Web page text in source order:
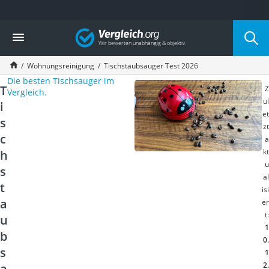
Die beliebtesten Vergleiche nach Kategorie
Haushalt
Wassersprudler
Zentralstaubsauger
Brotbackautomat
Wischroboter
Wäschespinne
Industriestaubsauger
Spülmaschinentabs
Akku-Staubsauger
AEG-Waschmaschine
Saug-Wisch-Roboter
Handstaubsauger
Milchaufschäumer
Kondenstrockner
Heißwasserspender
Vergleich
Wohnungsreinigung Tischstaubsauger Test 2026
T
i
s
c
h
s
t
a
u
b
s
Die besten Tischsauger im
Vergleich.
Z
ul
et
zt
a
kt
u
al
isi
er
t:
1
0.
1
2.